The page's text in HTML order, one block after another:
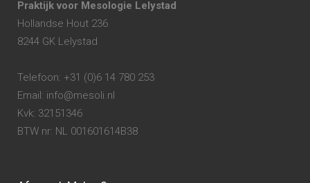
Praktijk voor Mesologie Lelystad
Hollandse Hout 236
8244 GK Lelystad
Telefoon: +31 (0)6 14 780 253
Email: info@mesoli.nl
Kvk: 32151346
BTW nr: NL 001601614B38